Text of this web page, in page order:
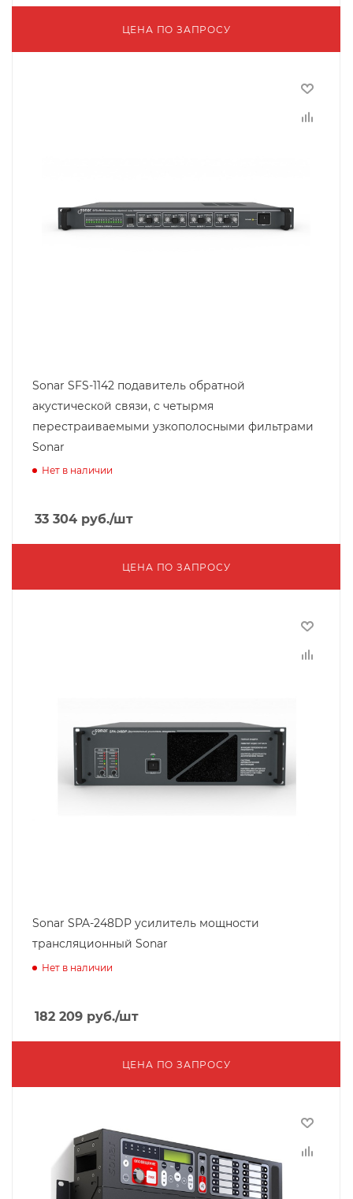
ЦЕНА ПО ЗАПРОСУ
Sonar SFS-1142 подавитель обратной
акустической связи, c четырмя
перестраиваемыми узкополосными фильтрами
Sonar
Нет в наличии
33 304 руб./шт
ЦЕНА ПО ЗАПРОСУ
Sonar SPA-248DP усилитель мощности
трансляционный Sonar
Нет в наличии
182 209 руб./шт
ЦЕНА ПО ЗАПРОСУ